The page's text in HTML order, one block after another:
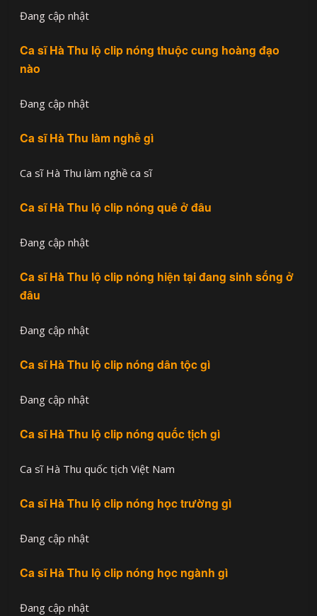
Đang cập nhật
Ca sĩ Hà Thu lộ clip nóng thuộc cung hoàng đạo
nào
Đang cập nhật
Ca sĩ Hà Thu làm nghề gì
Ca sĩ Hà Thu làm nghề ca sĩ
Ca sĩ Hà Thu lộ clip nóng quê ở đâu
Đang cập nhật
Ca sĩ Hà Thu lộ clip nóng hiện tại đang sinh sống ở
đâu
Đang cập nhật
Ca sĩ Hà Thu lộ clip nóng dân tộc gì
Đang cập nhật
Ca sĩ Hà Thu lộ clip nóng quốc tịch gì
Ca sĩ Hà Thu quốc tịch Việt Nam
Ca sĩ Hà Thu lộ clip nóng học trường gì
Đang cập nhật
Ca sĩ Hà Thu lộ clip nóng học ngành gì
Đang cập nhật